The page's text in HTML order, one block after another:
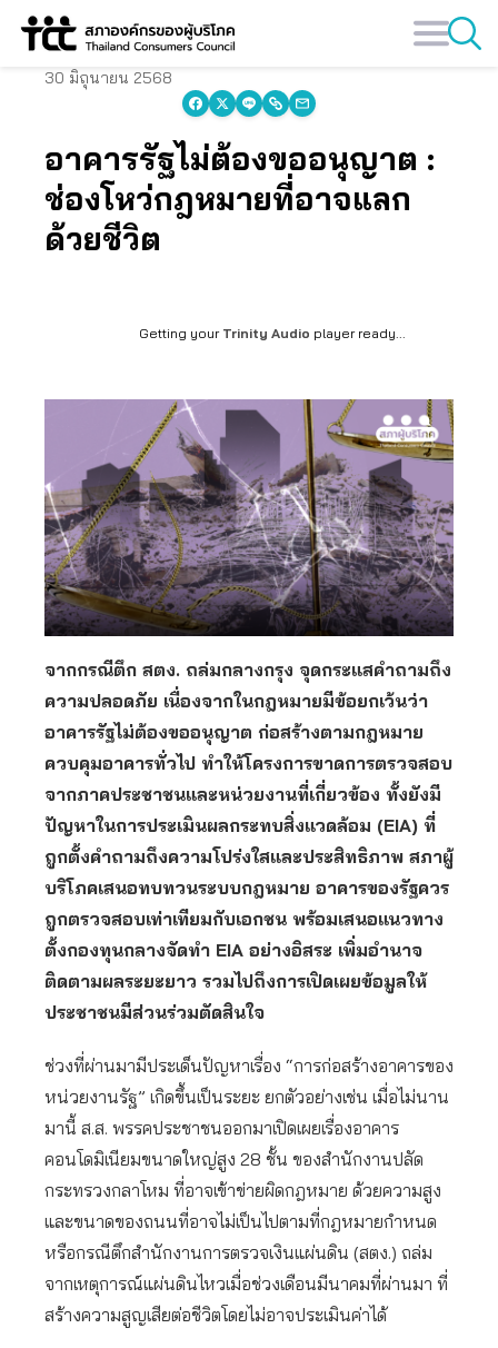
Skip
30 มิถุนายน 2568
อาคารรัฐไม่ต้องขออนุญาต :
ช่องโหว่กฎหมายที่อาจแลก
ด้วยชีวิต
Getting your Trinity Audio player ready...
จากกรณีตึก สตง. ถล่มกลางกรุง จุดกระแสคำถามถึง
ความปลอดภัย เนื่องจากในกฎหมายมีข้อยกเว้นว่า
อาคารรัฐไม่ต้องขออนุญาต ก่อสร้างตามกฎหมาย
ควบคุมอาคารทั่วไป ทำให้โครงการขาดการตรวจสอบ
จากภาคประชาชนและหน่วยงานที่เกี่ยวข้อง ทั้งยังมี
ปัญหาในการประเมินผลกระทบสิ่งแวดล้อม (EIA) ที่
ถูกตั้งคำถามถึงความโปร่งใสและประสิทธิภาพ สภาผู้
บริโภคเสนอทบทวนระบบกฎหมาย อาคารของรัฐควร
ถูกตรวจสอบเท่าเทียมกับเอกชน พร้อมเสนอแนวทาง
ตั้งกองทุนกลางจัดทำ EIA อย่างอิสระ เพิ่มอำนาจ
ติดตามผลระยะยาว รวมไปถึงการเปิดเผยข้อมูลให้
ประชาชนมีส่วนร่วมตัดสินใจ
ช่วงที่ผ่านมามีประเด็นปัญหาเรื่อง “การก่อสร้างอาคารของ
หน่วยงานรัฐ” เกิดขึ้นเป็นระยะ ยกตัวอย่างเช่น เมื่อไม่นาน
มานี้ ส.ส. พรรคประชาชนออกมาเปิดเผยเรื่องอาคาร
คอนโดมิเนียมขนาดใหญ่สูง 28 ชั้น ของสำนักงานปลัด
กระทรวงกลาโหม ที่อาจเข้าข่ายผิดกฎหมาย ด้วยความสูง
และขนาดของถนนที่อาจไม่เป็นไปตามที่กฎหมายกำหนด
หรือกรณีตึกสำนักงานการตรวจเงินแผ่นดิน (สตง.) ถล่ม
จากเหตุการณ์แผ่นดินไหวเมื่อช่วงเดือนมีนาคมที่ผ่านมา ที่
สร้างความสูญเสียต่อชีวิตโดยไม่อาจประเมินค่าได้